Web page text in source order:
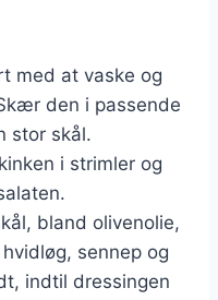
med at vaske og
den i passende
stor skål.
i strimler og
bland olivenolie,
sennep og
indtil dressingen